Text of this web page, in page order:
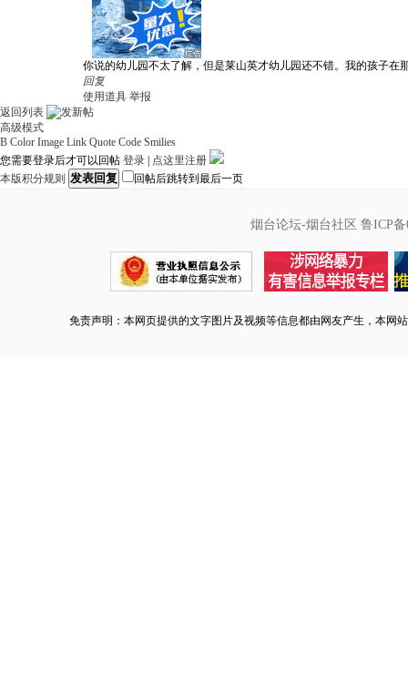
你说的幼儿园不太了解，但是莱山英才幼儿园还不错。我的孩子在
回复
使用道具 举报
返回列表
高级模式
B Color Image Link Quote Code Smilies
您需要登录后才可以回帖 登录
点这里注册
本版积分规则 发表回复 回帖后跳转到最后一页
烟台论坛-烟台社区 鲁ICP备
免责声明：本网页提供的文字图片及视频等信息都由网友产生，本网